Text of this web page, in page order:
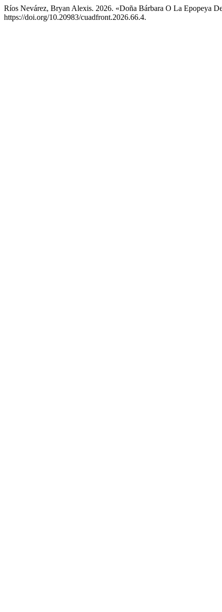
Ríos Nevárez, Bryan Alexis. 2026. «Doña Bárbara O La Epopeya
https://doi.org/10.20983/cuadfront.2026.66.4.